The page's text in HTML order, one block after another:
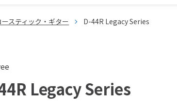
スティック・ギター D-44R Legacy Series
Legacy Series